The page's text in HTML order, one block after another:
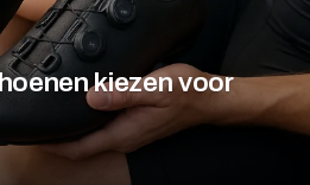
kiezen voor